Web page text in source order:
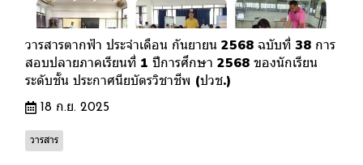
วารสารตากฟ้า ประจำเดือน กันยายน 2568 ฉบับที่ 38 การ
สอบปลายภาคเรียนที่ 1 ปีการศึกษา 2568 ของนักเรียน
ระดับชั้น ประกาศนียบัตรวิชาชีพ (ปวช.)
18 ก.ย. 2025
วารสาร